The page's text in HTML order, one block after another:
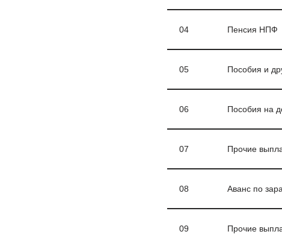
04 Пенсия НПФ
05 Пособия и
06 Пособия на
07 Прочие
08 Аванс по
09 Прочие